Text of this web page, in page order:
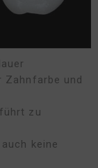
Zahnfarbe und
zu
keine